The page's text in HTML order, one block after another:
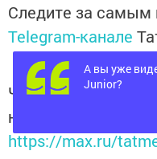
Следите за
Telegram-канале
Читайте новости
национальном
https://max.ru/
А вы уже
Junior?